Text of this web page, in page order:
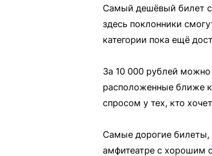
Самый дешёвый билет
здесь поклонники
категории пока ещё
За 10 000 рублей
расположенные ближе к
спросом у тех, кто
Самые дорогие билеты,
амфитеатре с хорошим